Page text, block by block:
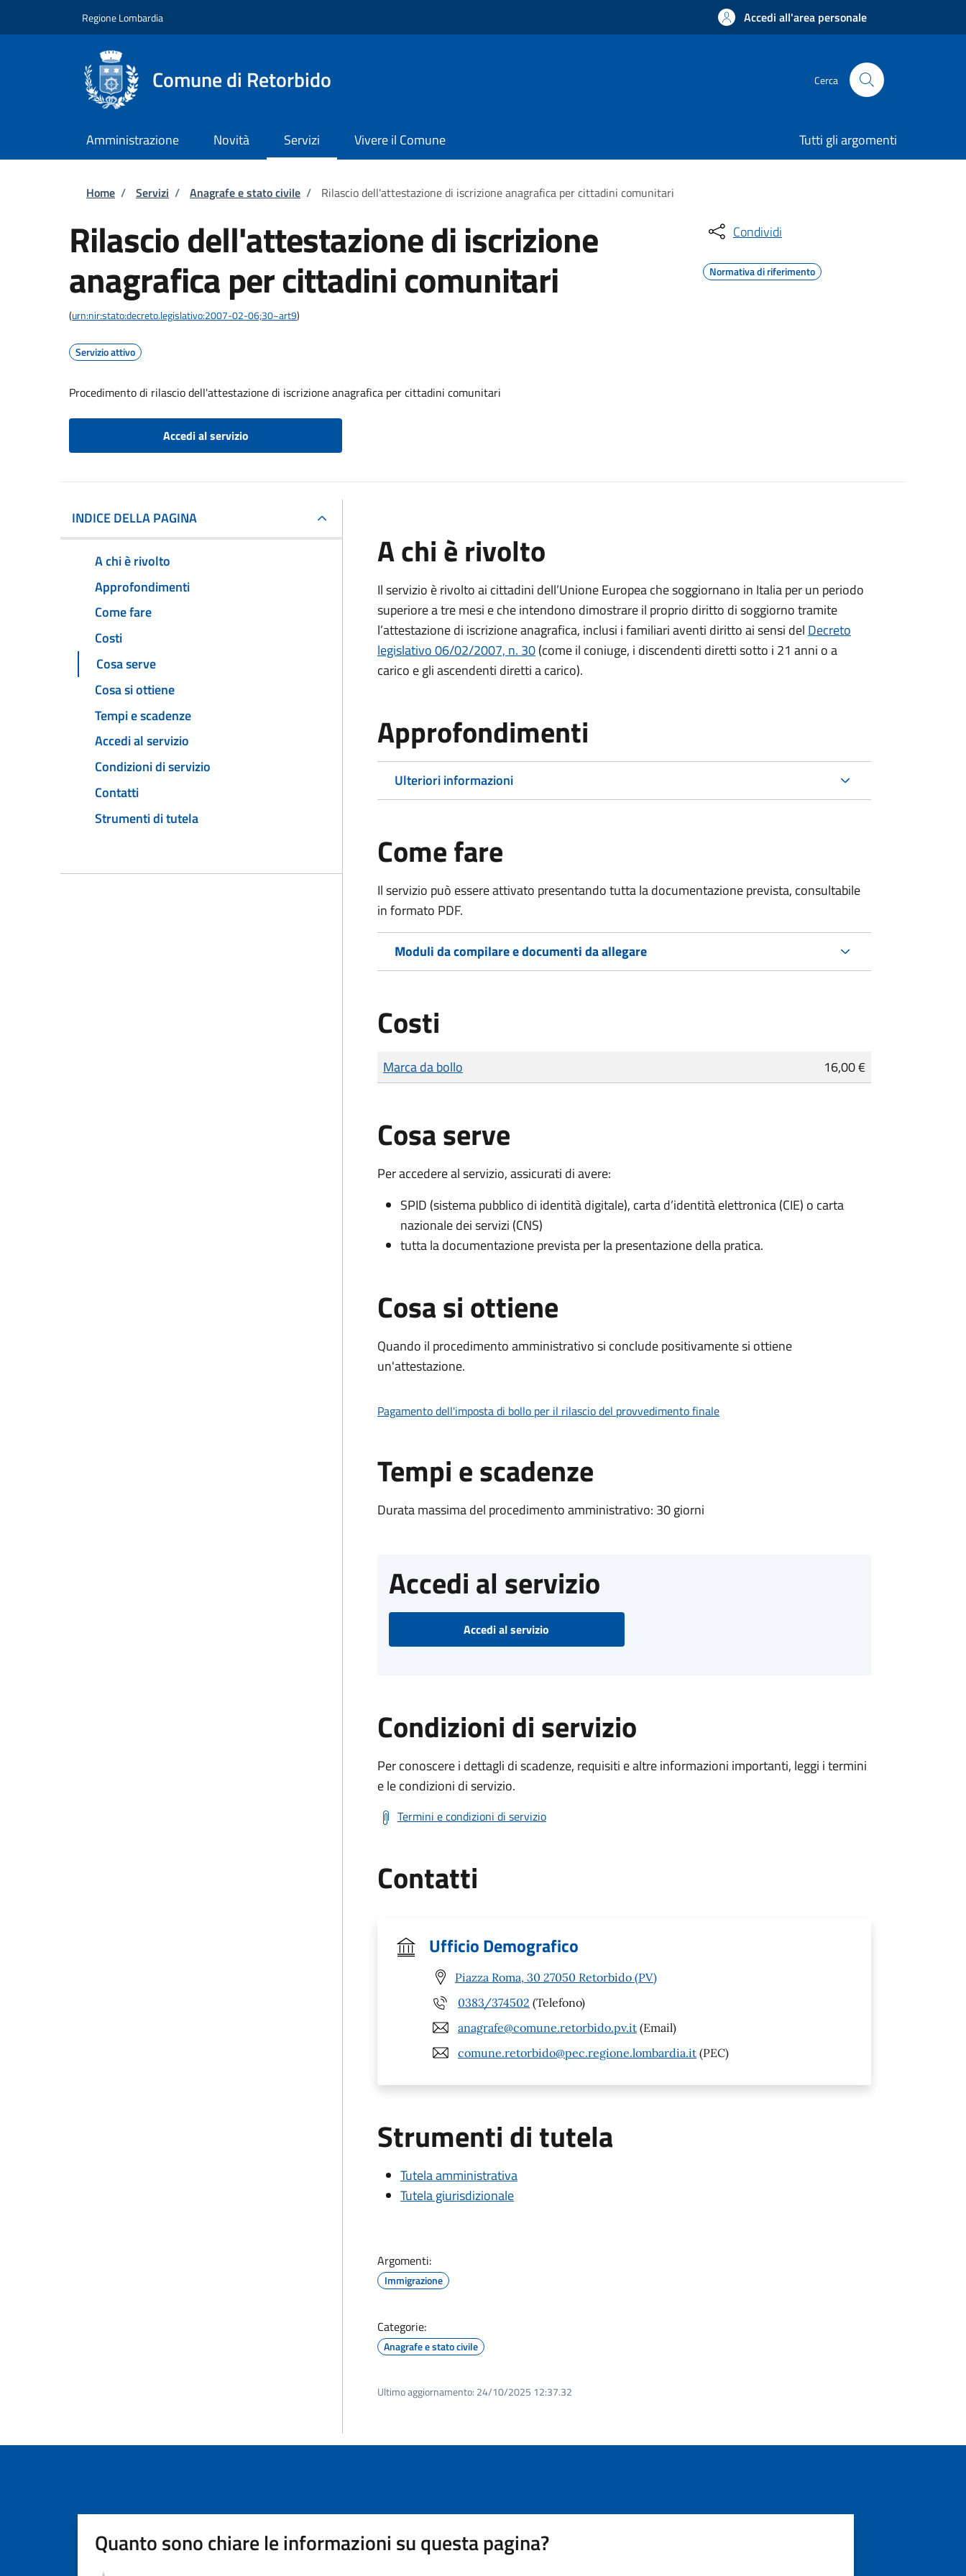
Regione Lombardia Accedi all'area personale
Comune di Retorbido Cerca
Amministrazione Novità Servizi Vivere il Comune Tutti gli argomenti
Briciole di pane
Home / Servizi / Anagrafe e stato civile / Rilascio dell'attestazione di iscrizione anagrafica per cittadini comunitari
Rilascio dell'attestazione di iscrizione
anagrafica per cittadini comunitari
(urn:nir:stato:decreto.legislativo:2007-02-06;30~art9)
Servizio attivo
Procedimento di rilascio dell'attestazione di iscrizione anagrafica per cittadini comunitari
Accedi al servizio
Condividi
Normativa di riferimento
INDICE DELLA PAGINA
A chi è rivolto
Approfondimenti
Come fare
Costi
Cosa serve
Cosa si ottiene
Tempi e scadenze
Accedi al servizio
Condizioni di servizio
Contatti
Strumenti di tutela
A chi è rivolto
Il servizio è rivolto ai cittadini dell’Unione Europea che soggiornano in Italia per un periodo
superiore a tre mesi e che intendono dimostrare il proprio diritto di soggiorno tramite
l’attestazione di iscrizione anagrafica, inclusi i familiari aventi diritto ai sensi del Decreto
legislativo 06/02/2007, n. 30(come il coniuge, i discendenti diretti sotto i 21 anni o a
carico e gli ascendenti diretti a carico).
Approfondimenti
Ulteriori informazioni
Come fare
Il servizio può essere attivato presentando tutta la documentazione prevista, consultabile
in formato PDF.
Moduli da compilare e documenti da allegare
Costi
Tipo di pagamento
Importo
Marca da bollo 16,00 €
Cosa serve
Per accedere al servizio, assicurati di avere:
SPID (sistema pubblico di identità digitale), carta d’identità elettronica (CIE) o carta
nazionale dei servizi (CNS)
tutta la documentazione prevista per la presentazione della pratica.
Cosa si ottiene
Quando il procedimento amministrativo si conclude positivamente si ottiene
un'attestazione.
Pagamento dell'imposta di bollo per il rilascio del provvedimento finale
Tempi e scadenze
Durata massima del procedimento amministrativo: 30 giorni
Accedi al servizio
Accedi al servizio
Condizioni di servizio
Per conoscere i dettagli di scadenze, requisiti e altre informazioni importanti, leggi i termini
e le condizioni di servizio.
Termini e condizioni di servizio
Contatti
Ufficio Demografico
Piazza Roma, 30 27050 Retorbido (PV)
0383/374502 (Telefono)
anagrafe@comune.retorbido.pv.it (Email)
comune.retorbido@pec.regione.lombardia.it (PEC)
Strumenti di tutela
Tutela amministrativa
Tutela giurisdizionale
Argomenti:
Immigrazione
Categorie:
Anagrafe e stato civile
Ultimo aggiornamento: 24/10/2025 12:37.32
Quanto sono chiare le informazioni su questa pagina?